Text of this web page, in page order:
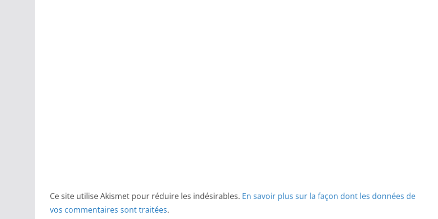
Ce site utilise Akismet pour réduire les indésirables. En savoir plus sur la façon dont les données de
vos commentaires sont traitées.